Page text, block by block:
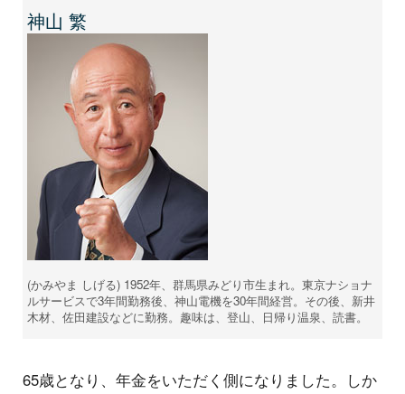
神山 繁
(かみやま しげる) 1952年、群馬県みどり市生まれ。東京ナショナ
ルサービスで3年間勤務後、神山電機を30年間経営。その後、新井
木材、佐田建設などに勤務。趣味は、登山、日帰り温泉、読書。
65歳となり、年金をいただく側になりました。しか